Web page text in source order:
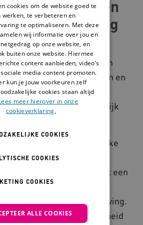
gelijke rechten
een beperking
gelijke rechten van
beperking moet de rechten
beperking beschermen en
2016 geldt het verdrag in
is een belangrijk
verdrag.
draait niet alleen om fysieke
voor mensen in een
bijvoorbeeld mensen met een
moeten zoveel
doen aan de samenleving.
naar toegankelijkheid
cookies om de website goed te
werken, te verbeteren en
te optimaliseren. Met deze
wij informatie over jou en
op onze website, en
buiten onze website. Hiermee
content aanbieden, video’s
media content promoten.
kun je jouw voorkeuren zelf
cookies staan altijd
meer hierover in onze
cookieverklaring.
COOKIES
COOKIES
COOKIES
ALLE COOKIES